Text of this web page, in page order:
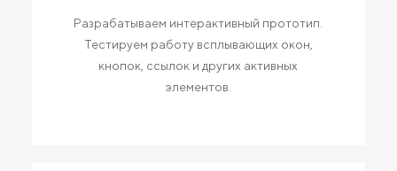
Разрабатываем интерактивный прототип.
Тестируем работу всплывающих окон,
кнопок, ссылок и других активных
элементов.